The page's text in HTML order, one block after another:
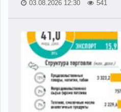
03.08.2026 12:30 541